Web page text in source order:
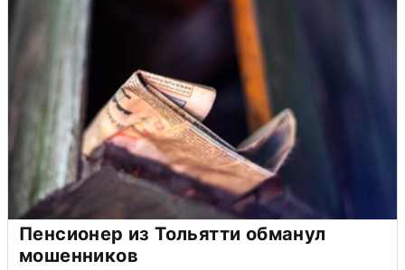
Пенсионер из Тольятти обманул
мошенников